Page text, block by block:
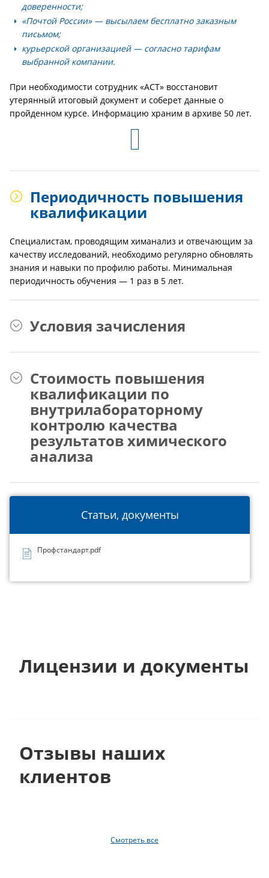
Статьи, документы
Профстандарт.pdf
доверенности;
«Почтой России» — высылаем бесплатно заказным
письмом;
курьерской организацией — согласно тарифам
выбранной компании.
При необходимости сотрудник «АСТ» восстановит
утерянный итоговый документ и соберет данные о
пройденном курсе. Информацию храним в архиве 50 лет.
Периодичность повышения
квалификации
Специалистам, проводящим химанализ и отвечающим за
качеству исследований, необходимо регулярно обновлять
знания и навыки по профилю работы. Минимальная
периодичность обучения — 1 раз в 5 лет.
Условия зачисления
Стоимость повышения
квалификации по
внутрилабораторному
контролю качества
результатов химического
анализа
Лицензии и документы
Отзывы наших
клиентов
Смотреть все